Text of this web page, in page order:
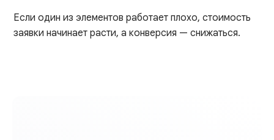
Если один из элементов работает плохо, стоимость
заявки начинает расти, а конверсия — снижаться.